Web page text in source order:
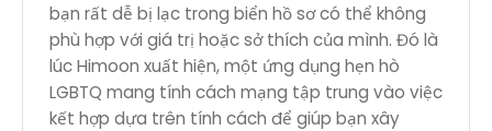
bạn rất dễ bị lạc trong biển hồ sơ có thể không
phù hợp với giá trị hoặc sở thích của mình. Đó là
lúc Himoon xuất hiện, một ứng dụng hẹn hò
LGBTQ mang tính cách mạng tập trung vào việc
kết hợp dựa trên tính cách để giúp bạn xây